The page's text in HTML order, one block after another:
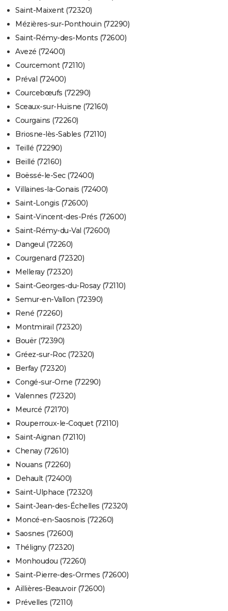
Saint-Maixent (72320)
Mézières-sur-Ponthouin (72290)
Saint-Rémy-des-Monts (72600)
Avezé (72400)
Courcemont (72110)
Préval (72400)
Courcebœufs (72290)
Sceaux-sur-Huisne (72160)
Courgains (72260)
Briosne-lès-Sables (72110)
Teillé (72290)
Beillé (72160)
Boëssé-le-Sec (72400)
Villaines-la-Gonais (72400)
Saint-Longis (72600)
Saint-Vincent-des-Prés (72600)
Saint-Rémy-du-Val (72600)
Dangeul (72260)
Courgenard (72320)
Melleray (72320)
Saint-Georges-du-Rosay (72110)
Semur-en-Vallon (72390)
René (72260)
Montmirail (72320)
Bouër (72390)
Gréez-sur-Roc (72320)
Berfay (72320)
Congé-sur-Orne (72290)
Valennes (72320)
Meurcé (72170)
Rouperroux-le-Coquet (72110)
Saint-Aignan (72110)
Chenay (72610)
Nouans (72260)
Dehault (72400)
Saint-Ulphace (72320)
Saint-Jean-des-Échelles (72320)
Moncé-en-Saosnois (72260)
Saosnes (72600)
Théligny (72320)
Monhoudou (72260)
Saint-Pierre-des-Ormes (72600)
Aillières-Beauvoir (72600)
Prévelles (72110)